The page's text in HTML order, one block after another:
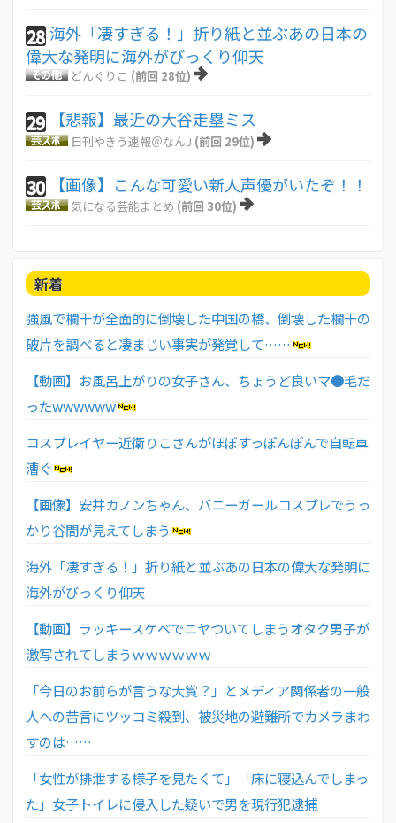
28 海外「凄すぎる！」折り紙と並ぶあの日本の
偉大な発明に海外がびっくり仰天
どんぐりこ (前回 28位)
29 【悲報】最近の大谷走塁ミス
日刊やきう速報＠なんJ (前回 29位)
30 【画像】こんな可愛い新人声優がいたぞ！！
気になる芸能まとめ (前回 30位)
新着
強風で欄干が全面的に倒壊した中国の橋、倒壊した欄干の
破片を調べると凄まじい事実が発覚して……
【動画】お風呂上がりの女子さん、ちょうど良いマ●毛だ
ったwwwwww
コスプレイヤー近衛りこさんがほぼすっぽんぽんで自転車
漕ぐ
【画像】安井カノンちゃん、バニーガールコスプレでうっ
かり谷間が見えてしまう
海外「凄すぎる！」折り紙と並ぶあの日本の偉大な発明に
海外がびっくり仰天
【動画】ラッキースケベでニヤついてしまうオタク男子が
激写されてしまうｗｗｗｗｗｗ
「今日のお前らが言うな大賞？」とメディア関係者の一般
人への苦言にツッコミ殺到、被災地の避難所でカメラまわ
すのは……
「女性が排泄する様子を見たくて」「床に寝込んでしまっ
た」女子トイレに侵入した疑いで男を現行犯逮捕